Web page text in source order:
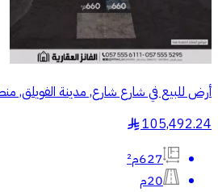
أرض للبيع في شارع شارع, مدينة الفويلق,
105,492.24
§
627م²
20م